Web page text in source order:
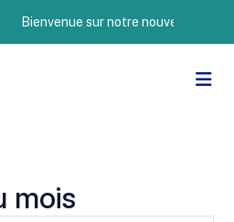
Bienvenue sur notre nouveau site
mois